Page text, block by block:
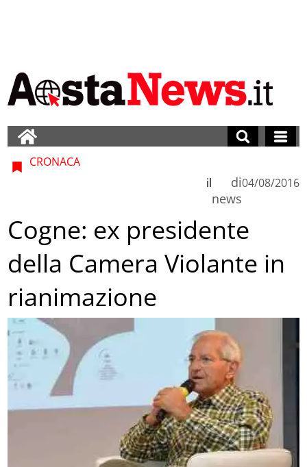
CRONACA
di
news
il 04/08/2016
Cogne: ex presidente
della Camera Violante in
rianimazione